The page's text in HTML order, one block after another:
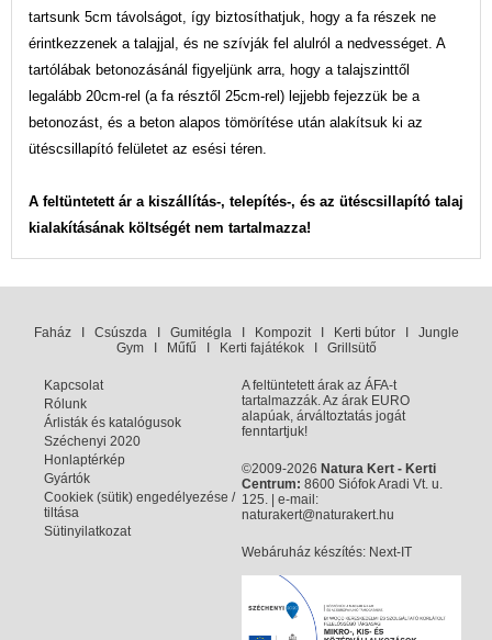
tartsunk 5cm távolságot, így biztosíthatjuk, hogy a fa részek ne
érintkezzenek a talajjal, és ne szívják fel alulról a nedvességet. A
tartólábak betonozásánál figyeljünk arra, hogy a talajszinttől
legalább 20cm-rel (a fa résztől 25cm-rel) lejjebb fejezzük be a
betonozást, és a beton alapos tömörítése után alakítsuk ki az
ütéscsillapító felületet az esési téren.
A feltüntetett ár a kiszállítás-, telepítés-, és az ütéscsillapító talaj
kialakításának költségét nem tartalmazza!
FaházI CsúszdaI GumitéglaI KompozitI Kerti bútorI Jungle
GymI Műfű Kerti fajátékokI Grillsütő
Kapcsolat
Rólunk
Árlisták és katalógusok
Széchenyi 2020
Honlaptérkép
Gyártók
Cookiek (sütik) engedélyezése /
tiltása
Sütinyilatkozat
A feltüntetett árak az ÁFA-t
tartalmazzák. Az árak EURO
alapúak, árváltoztatás jogát
fenntartjuk!
©2009-2026 Natura Kert - Kerti
Centrum: 8600 Siófok Aradi Vt. u.
125. | e-mail:
naturakert@naturakert.hu
Webáruház készítés: Next-IT